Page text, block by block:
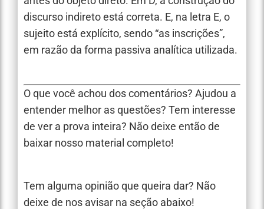
discurso indireto está correta. E, na letra E, o
sujeito está explícito, sendo “as inscrições”,
em razão da forma passiva analítica utilizada.
O que você achou dos comentários? Ajudou a
entender melhor as questões? Tem interesse
de ver a prova inteira? Não deixe então de
baixar nosso material completo!
Tem alguma opinião que queira dar? Não
deixe de nos avisar na seção abaixo!